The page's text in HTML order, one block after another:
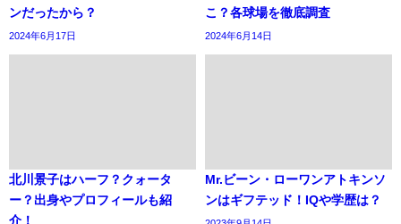
ンだったから？
2024年6月17日
こ？各球場を徹底調査
2024年6月14日
北川景子はハーフ？クォータ
ー？出身やプロフィールも紹
介！
Mr.ビーン・ローワンアトキンソ
ンはギフテッド！IQや学歴は？